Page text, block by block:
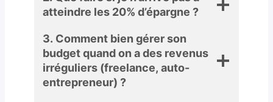
atteindre les 20% d’épargne ?
3. Comment bien gérer son
budget quand on a des revenus
irréguliers (freelance, auto-
entrepreneur) ?